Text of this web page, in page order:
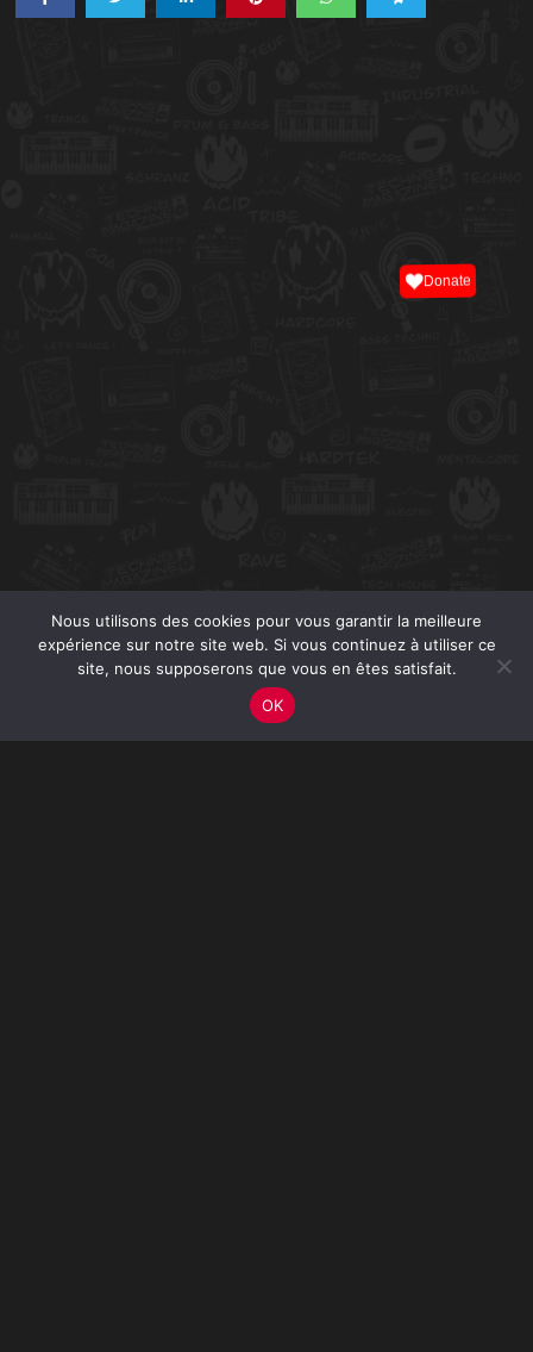
Nous utilisons des cookies pour vous garantir la meilleure
expérience sur notre site web. Si vous continuez à utiliser ce
site, nous supposerons que vous en êtes satisfait.
OK
Donate